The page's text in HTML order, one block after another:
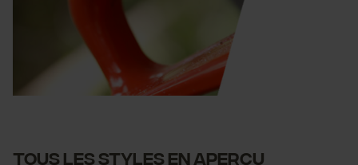
Tous les styles en aperçu